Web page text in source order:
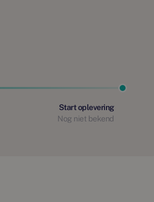
Start oplevering
Nog niet bekend